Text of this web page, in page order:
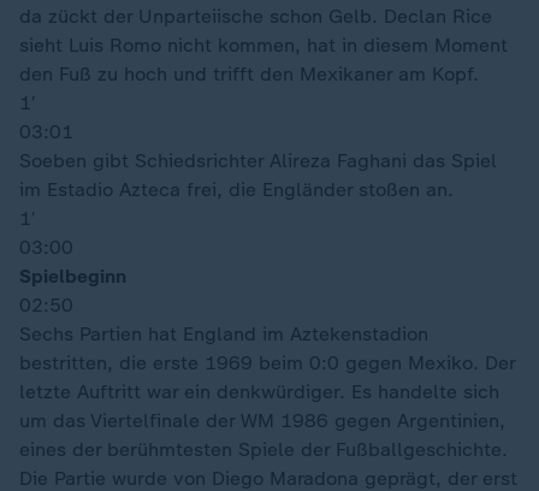
da zückt der Unparteiische schon Gelb. Declan Rice
sieht Luis Romo nicht kommen, hat in diesem Moment
den Fuß zu hoch und trifft den Mexikaner am Kopf.
1′
03:01
Soeben gibt Schiedsrichter Alireza Faghani das Spiel
im Estadio Azteca frei, die Engländer stoßen an.
1′
03:00
Spielbeginn
02:50
Sechs Partien hat England im Aztekenstadion
bestritten, die erste 1969 beim 0:0 gegen Mexiko. Der
letzte Auftritt war ein denkwürdiger. Es handelte sich
um das Viertelfinale der WM 1986 gegen Argentinien,
eines der berühmtesten Spiele der Fußballgeschichte.
Die Partie wurde von Diego Maradona geprägt, der erst